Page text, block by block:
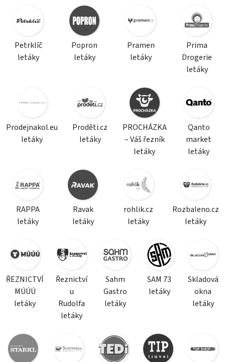
Petrklíč
letáky
Popron
letáky
Pramen
letáky
Prima
Drogerie
letáky
Prodejnakol.eu
letáky
Proděti.cz
letáky
PROCHÁZKA
– Váš řezník
letáky
Qanto
market
letáky
RAPPA
letáky
Ravak
letáky
rohlik.cz
letáky
Rozbaleno.cz
letáky
ŘEZNICTVÍ
MÚÚÚ
letáky
Řeznictví
u
Rudolfa
letáky
Sahm
Gastro
letáky
SAM 73
letáky
Skladová
okna
letáky